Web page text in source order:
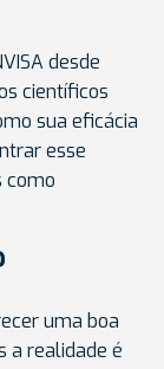
desde
científicos
sua eficácia
esse
como
uma boa
a realidade é